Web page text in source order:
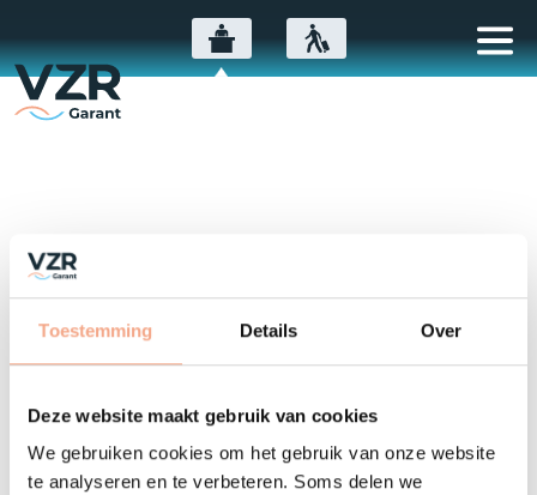
Toestemming Details Over
Deze website maakt gebruik van cookies
We gebruiken cookies om het gebruik van onze website
te analyseren en te verbeteren. Soms delen we
Entschuldigung, Seite nur
auf Niederländisch
verfügbar ...
Diese Nachricht ist nur auf
Niederländisch verfügbar. Was tun?
Zur Seite auf Niederländisch gehen